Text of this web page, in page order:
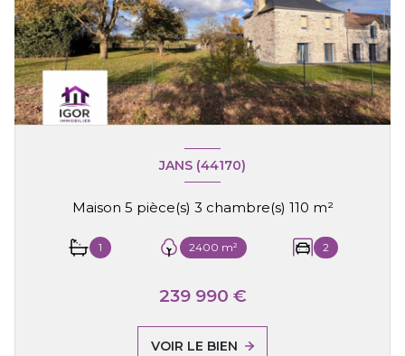
JANS (44170)
Maison 5 pièce(s) 3 chambre(s) 110 m²
1 2400 m² 2
239 990 €
VOIR LE BIEN